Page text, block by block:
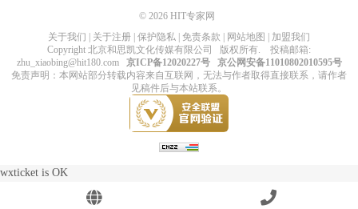
© 2026 HIT专家网
关于我们
关于注册 保护隐私 免责条款 网站地图
加盟我们
Copyright 北京和思凯文化传媒有限公司 版权所有. 投稿邮箱:
zhu_xiaobing@hit180.com
京ICP备12020227号
京公网安备11010802010595号
免责声明：本网站部分转载内容来自互联网，无法与作者取得直接联系，请作者
见稿件后与本站联系。
wxticket is OK